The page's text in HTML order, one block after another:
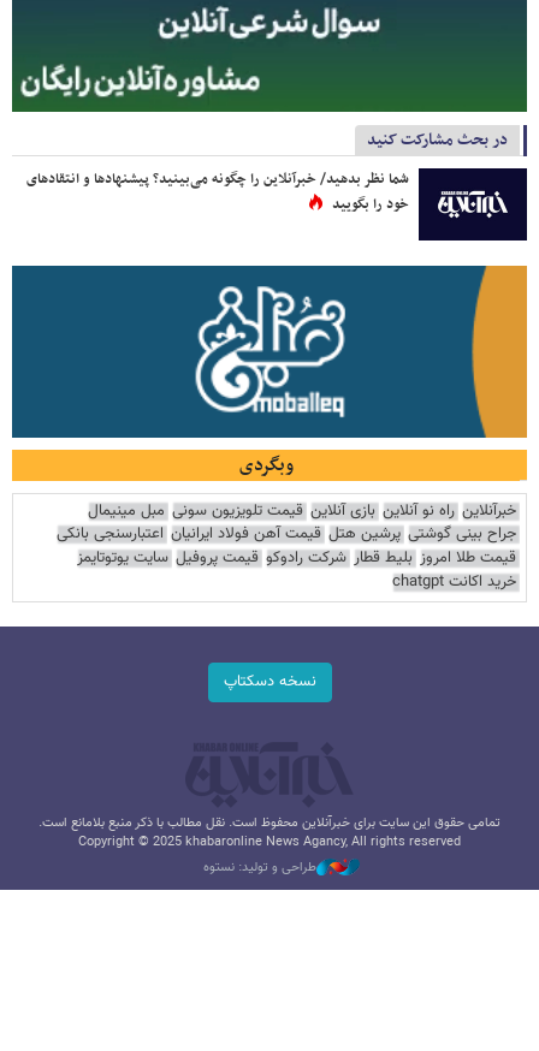
در بحث مشارکت کنید
شما نظر بدهید/ خبرآنلاین را چگونه می‌بینید؟ پیشنهادها و انتقادهای
خود را بگویید
وبگردی
خبرآنلاین راه نو آنلاین بازی آنلاین قیمت تلویزیون سونی مبل مینیمال
جراح بینی گوشتی پرشین هتل قیمت آهن فولاد ایرانیان اعتبارسنجی بانکی
قیمت طلا امروز بلیط قطار شرکت رادوکو قیمت پروفیل سایت یوتوتایمز
خرید اکانت chatgpt
نسخه دسکتاپ
تمامی حقوق این سایت برای خبرآنلاین محفوظ است. نقل مطالب با ذکر منبع بلامانع است.
Copyright © 2025 khabaronline News Agancy, All rights reserved
طراحی و تولید: نستوه